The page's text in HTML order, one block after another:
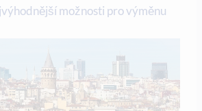
možnosti pro výměnu